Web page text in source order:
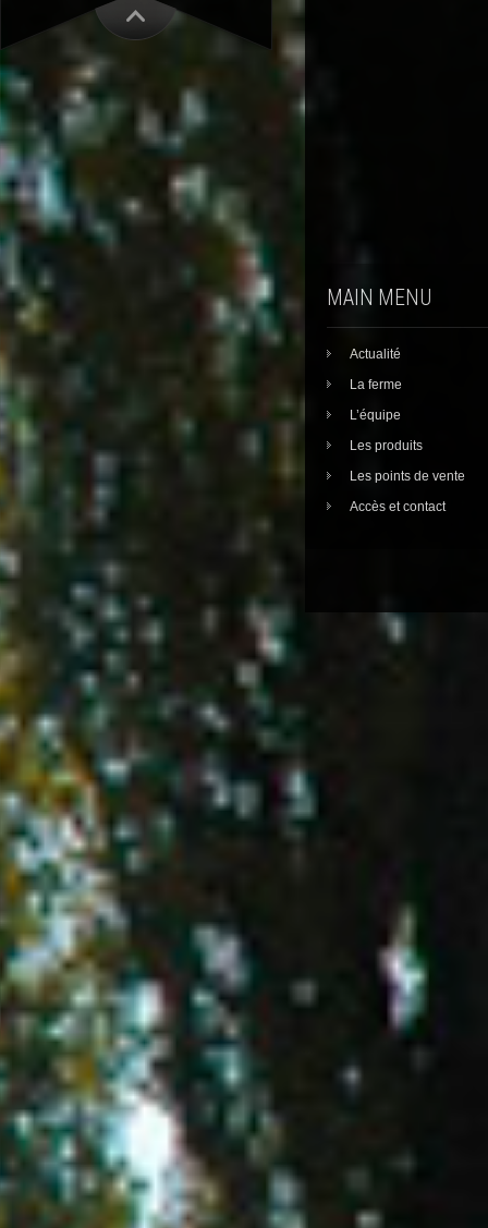
MAIN MENU
Actualité
La ferme
L’équipe
Les produits
Les points de vente
Accès et contact